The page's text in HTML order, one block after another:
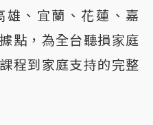
雄、宜蘭、花蓮、嘉
點，為全台聽損家庭
程到家庭支持的完整